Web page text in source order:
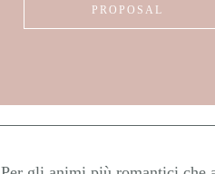
PROPOSAL